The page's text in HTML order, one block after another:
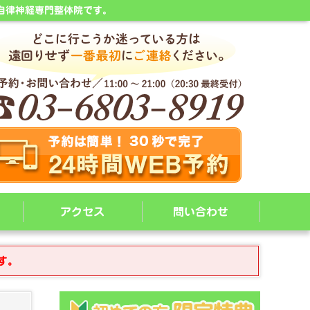
神経専門整体院です。
アクセス 問い合わせ
。